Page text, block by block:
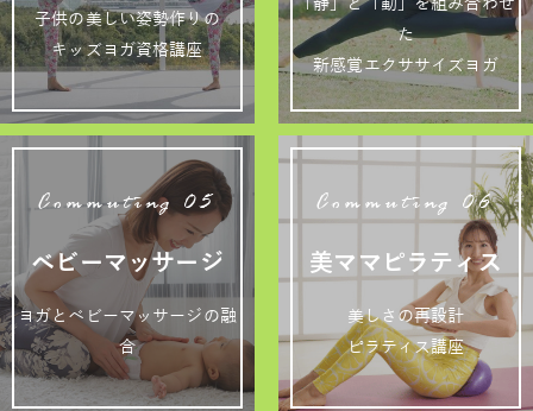
子供の美しい姿勢作りの
キッズヨガ資格講座
「静」と「動」を組み合わせ
た
新感覚エクササイズヨガ
Commuting 05
ベビーマッサージ
ヨガとベビーマッサージの融
合
Commuting 06
美ママピラティス
美しさの再設計
ピラティス講座